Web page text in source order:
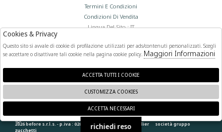
Termini E Condizioni
Condizioni Di Vendita
Lingua Del Sito : IT
FOLLOW US
2026 before s.r.l.s. - p.iva : 02066400892 powered by atelier società gruppo
zucchetti
🍪
richiedi reso
Cookies & Privacy
Questo sito si avvale di cookie di profilazione utilizzati per ads/contenuti personalizzati. Scegli
se accettare o disattivare tali cookie nella pagina cookie policy. Maggiori Informazioni
ACCETTA TUTTI I COOKIE
CUSTOMIZZA COOKIES
ACCETTA NECESSARI